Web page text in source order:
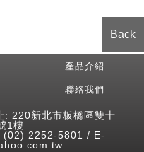
Back
產品介紹
聯絡我們
: 220新北市板橋區雙十
1樓
2252-5801 / E-